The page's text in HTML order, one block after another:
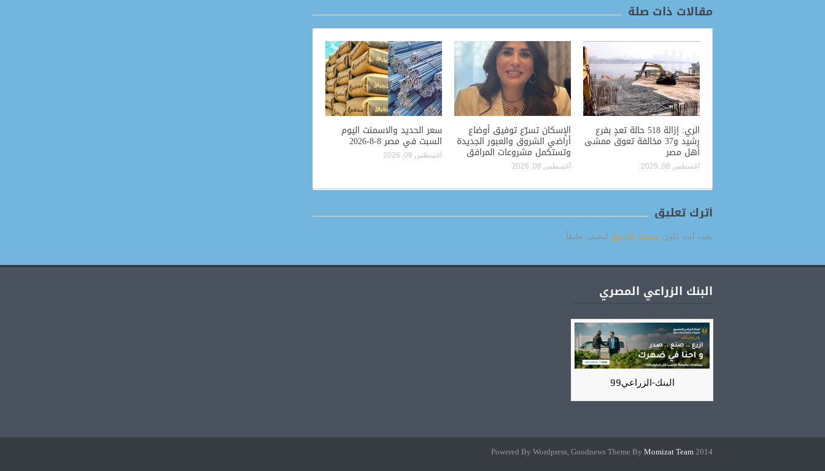
مقالات ذات صلة
الري: إزالة 518 حالة تعدٍ بفرع
رشيد و37 مخالفة تعوق ممشى
أهل مصر
أغسطس 08, 2026
الإسكان تسرّع توفيق أوضاع
أراضي الشروق والعبور الجديدة
وتستكمل مشروعات المرافق
أغسطس 08, 2026
سعر الحديد والاسمنت اليوم
السبت في مصر 8-8-2026
أغسطس 08, 2026
أترك تعليق
يجب أنت تكون مسجل الدخول لتضيف تعليقاً.
البنك الزراعي المصري
البنك-الزراعي99
2014 Powered By Wordpress, Goodnews Theme By
Momizat Team